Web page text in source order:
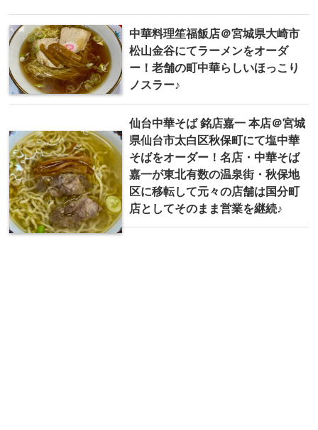
中華料理笙福飯店＠宮城県大崎市
松山金谷にてラーメンをオーダ
ー！老舗の町中華らしいほっこり
ノスラー♪
仙台中華そば 銘店嘉一 本店＠宮城
県仙台市太白区秋保町にて塩中華
そばをオーダー！名店・中華そば
嘉一が東北有数の温泉街・秋保地
区に移転して元々の店舗は国分町
店としてそのまま営業を継続♪